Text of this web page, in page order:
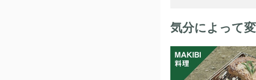
気分によって